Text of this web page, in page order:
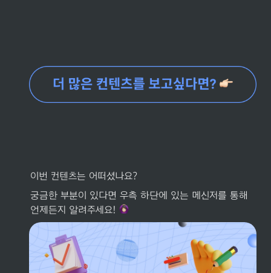
이번 컨텐츠는 어떠셨나요?
궁금한 부분이 있다면 우측 하단에 있는 메신저를 통해
언제든지 알려주세요!